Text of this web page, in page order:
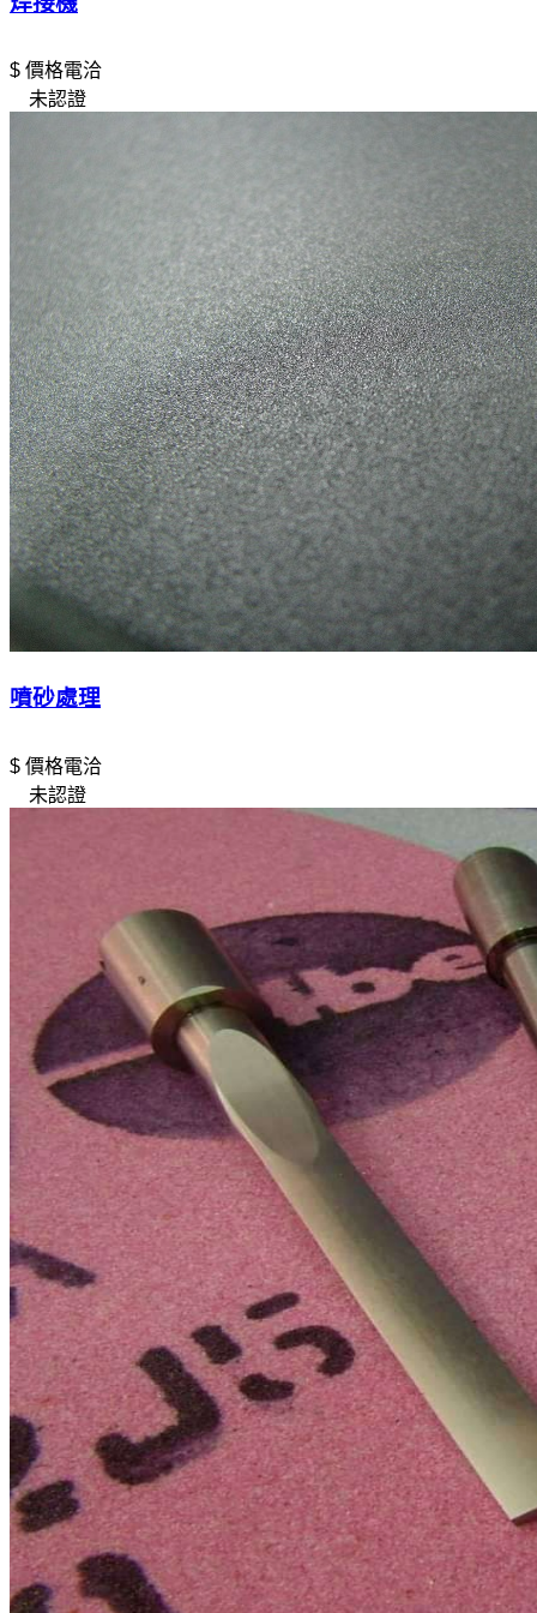
$ 價格電洽
未認證
噴砂處理
$ 價格電洽
未認證